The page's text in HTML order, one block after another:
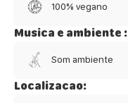
100% vegano
Musica e ambiente :
Som ambiente
Localizacao: